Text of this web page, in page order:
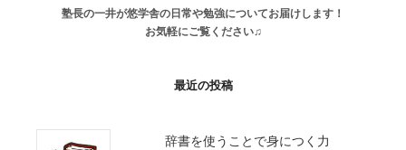
塾長の一井が悠学舎の日常や勉強についてお届けします！
お気軽にご覧ください♫
最近の投稿
辞書を使うことで身につく力